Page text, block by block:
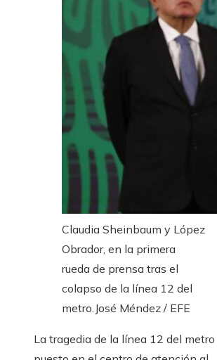
Claudia Sheinbaum y López
Obrador, en la primera
rueda de prensa tras el
colapso de la línea 12 del
metro. José Méndez / EFE
La tragedia de la línea 12 del